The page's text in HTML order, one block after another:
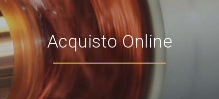
Acquisto Online